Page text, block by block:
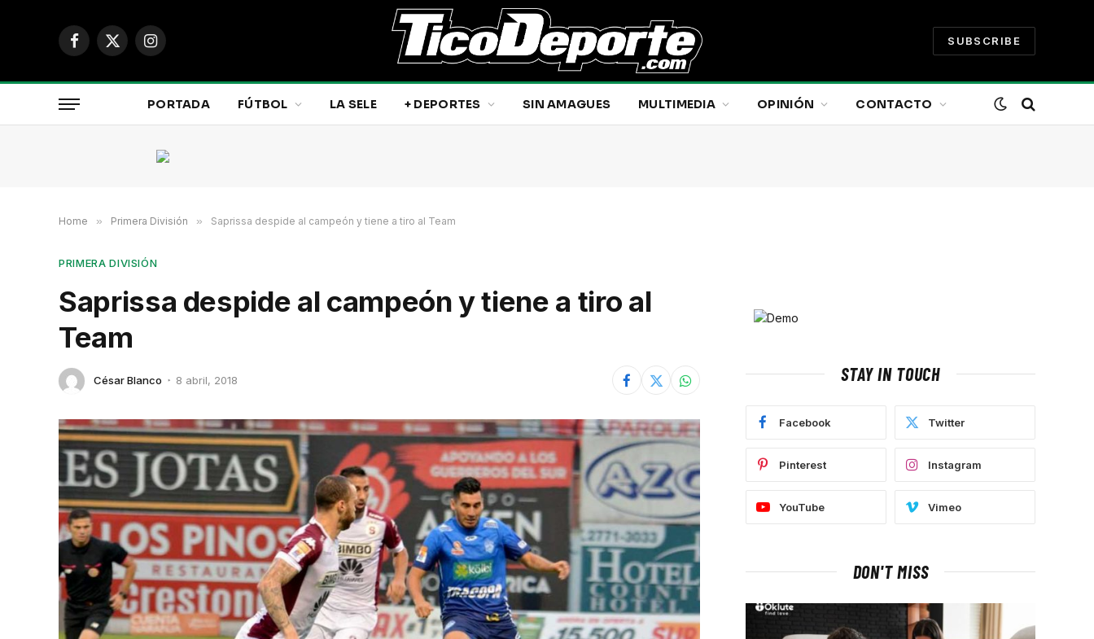
Facebook
X
Instagram
SUBSCRIBE
PORTADA FÚTBOL LA SELE + DEPORTES SIN AMAGUES MULTIMEDIA OPINIÓN CONTACTO
Home » Primera División » Saprissa despide al campeón y tiene a tiro al Team
PRIMERA DIVISIÓN
Saprissa despide al campeón y tiene a tiro al
Team
César Blanco 8 abril, 2018 STAY IN TOUCH
Facebook Twitter
Pinterest Instagram
YouTube Vimeo
DON'T MISS